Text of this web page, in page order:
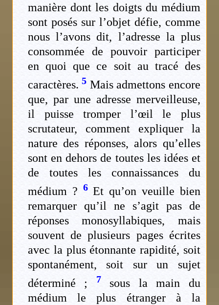
manière dont les doigts du médium
sont posés sur l’objet défie, comme
nous l’avons dit, l’adresse la plus
consommée de pouvoir participer
en quoi que ce soit au tracé des
caractères.5 Mais admettons encore
que, par une adresse merveilleuse,
il puisse tromper l’œil le plus
scrutateur, comment expliquer la
nature des réponses, alors qu’elles
sont en dehors de toutes les idées et
de toutes les connaissances du
médium ? 6Et qu’on veuille bien
remarquer qu’il ne s’agit pas de
réponses monosyllabiques, mais
souvent de plusieurs pages écrites
avec la plus étonnante rapidité, soit
spontanément, soit sur un sujet
déterminé ;
7 sous la main du
médium le plus étranger à la